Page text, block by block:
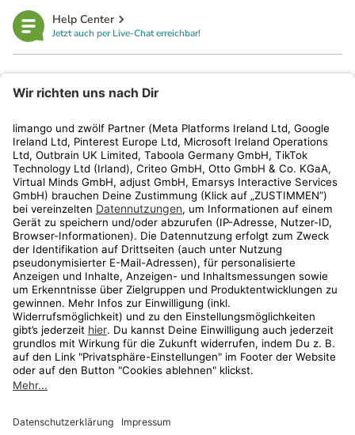
Help Center
Jetzt auch per Live-Chat erreichbar!
Kundenservice
Shop
Aktionen
Travel